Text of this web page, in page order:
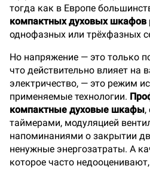
тогда как в Европе
компактных духовых шкафов
однофазных или трёхфазных
Но напряжение — это только
что действительно влияет на
электричество, — это режим
применяемые технологии.
компактные духовые шкафы,
таймерами, модуляцией
напоминаниями о закрытии
ненужные энергозатраты. А
которое часто